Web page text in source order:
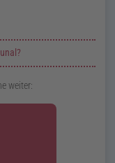
weiter: